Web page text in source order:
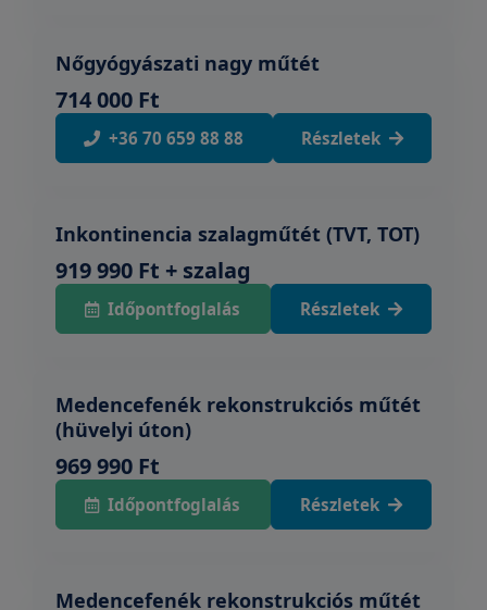
Nőgyógyászati nagy műtét
714 000 Ft
+36 70 659 88 88 Részletek
Inkontinencia szalagműtét (TVT, TOT)
919 990 Ft + szalag
Időpontfoglalás Részletek
Medencefenék rekonstrukciós műtét
(hüvelyi úton)
969 990 Ft
Időpontfoglalás Részletek
Medencefenék rekonstrukciós műtét